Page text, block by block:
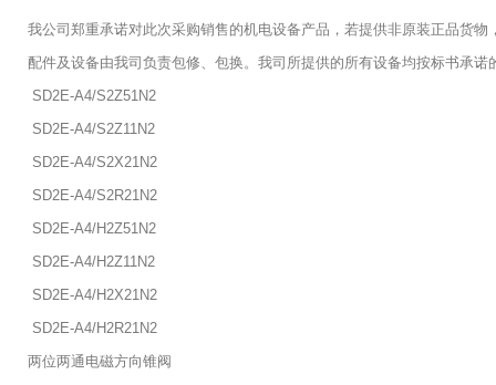
我公司郑重承诺对此次采购销售的机电设备产品，若提供非原装正品货
配件及设备由我司负责包修、包换。我司所提供的所有设备均按标书承诺
SD2E-A4/S2Z51N2
SD2E-A4/S2Z11N2
SD2E-A4/S2X21N2
SD2E-A4/S2R21N2
SD2E-A4/H2Z51N2
SD2E-A4/H2Z11N2
SD2E-A4/H2X21N2
SD2E-A4/H2R21N2
两位两通电磁方向锥阀